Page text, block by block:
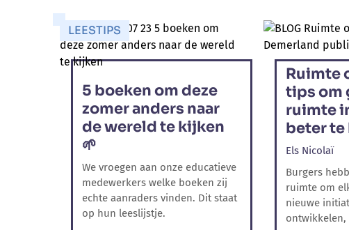
LEESTIPS
5 boeken om deze
zomer anders naar
de wereld te kijken
🌱
We vroegen aan onze educatieve
medewerkers welke boeken zij
echte aanraders vinden. Dit staat
op hun leeslijstje.
Ruimte
tips om
ruimte
beter
Els Nicolaï
Burgers
ruimte om
nieuwe
ontwikkelen,